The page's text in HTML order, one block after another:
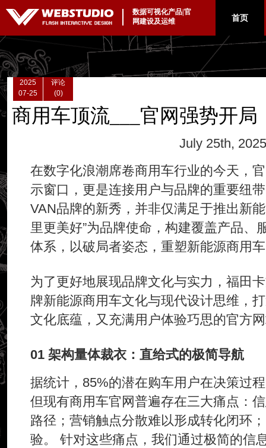
数据可视化产品|官
网建设及运维
首页
2025
07-25
评论
(0)
商用车顶流___官网强势开
July 25th, 2025
在数字化浪潮席卷商用车行业的今天，
示窗口，更是连接用户与品牌的重要纽
VAN品牌的新秀，并非仅满足于推出新
里更美好”为品牌使命，构建覆盖产品、
体系，以破局者姿态，重塑新能源商用
为了更好地展现品牌文化与实力，福田
牌新能源商用车文化与现代设计思维，
文化底蕴，又充满用户体验巧思的官方
01 架构量体裁衣：直给式的极简导航
据统计，85%的潜在购车用户在决策过
但现有商用车官网普遍存在三大痛点：
路径；营销触点分散难以形成转化闭环
验。 针对这些痛点，我们通过极简的信